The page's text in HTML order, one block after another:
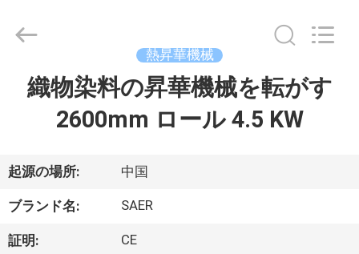
製
品
2015
Supplier
熱昇華機械
織物染料の昇華機械を転がす
2600mm ロール 4.5 KW
起源の場所: 中国
ブランド名: SAER
証明: CE